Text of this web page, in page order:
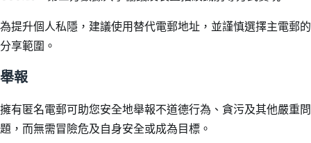
為提升個人私隱，建議使用替代電郵地址，並謹慎選擇主電郵的
分享範圍。
舉報
擁有匿名電郵可助您安全地舉報不道德行為、貪污及其他嚴重問
題，而無需冒險危及自身安全或成為目標。